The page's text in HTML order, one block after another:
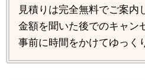
見積りは完全無料でご案内
金額を聞いた後でのキャン
事前に時間をかけてゆっく